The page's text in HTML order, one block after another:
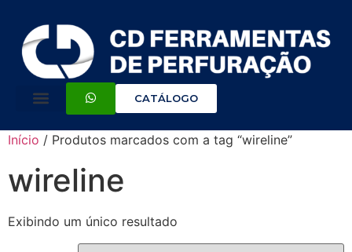
CATÁLOGO
Início / Produtos marcados com a tag “wireline”
wireline
Exibindo um único resultado